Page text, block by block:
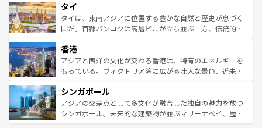
リティに包まれながら、韓国の多彩な魅力を心ゆくまで味
わってみてほしい。 なお、新着の韓国情報はコンテンツ一
覧を参照してほしい。
急速な発展と共に伝統が息づく。ハノイの古い町並みやホ
ーチミン市のフランス統治時代の建物も、独特の雰囲気を
醸し出している。また、バラエティの豊かさとおいしさで
とつ。フォーやバインミー、ベトナムコーヒーなどは、ぜ
ひ現地で味わいたい。どの地域を訪れてもあたたかい人々
が旅行者を迎えてくれるので、きっと忘れられない旅にな
参照してほしい。
タイ
タイは、東南アジアに位置する豊かな自然と歴史が息づく
国だ。首都バンコクは高層ビルが立ち並ぶ一方、伝統的な
の活気が交差している。北部ではチェンマイなどの山岳地
帯で自然と触れ合い、南部ではプーケットやクラビの美し
いビーチでリゾート気分を楽しむことができる。タイ料理
激する。気候は一年中温暖で、どの季節にも異なる楽しみ
が待っている。親しみやすいタイの人々、仏教を中心とし
た文化、そして多様な観光資源が、訪れる旅人を魅了し続
香港
アジアと西洋の文化が交わる香港は、特有のエネルギーを
もっている。ヴィクトリア湾に広がる壮大な景色、近未来
み、どこを訪れても感動するはず。観光スポットが密集し
ており、効率よく見どころを回れるのも魅力。息をのむよ
うな絶景から文化的な体験まで、香港を存分に楽しみ尽く
シンガポール
アジアの交差点として多文化が融合した独自の魅力を放つ
シンガポール。未来的な建築物が並ぶマリーナベイ、歴史